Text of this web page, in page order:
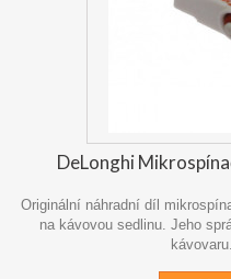
DeLonghi
Originální náhradní díl
na kávovou sedlinu. Jeho